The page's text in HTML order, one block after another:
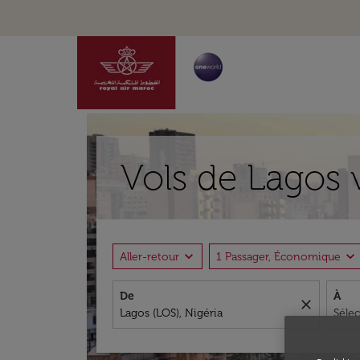
Vols de Lagos
Aller-retour expand_more 1 Passager, Économique expand_more
De
close
À